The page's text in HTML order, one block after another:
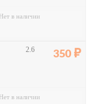
Нет в наличии
2.6 350
Нет в наличии